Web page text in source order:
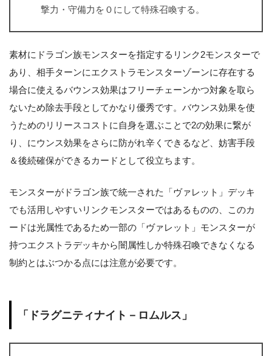
撃力・守備力を０にして特殊召喚する。
素材にドラゴン族モンスターを指定するリンク2モンスターで
あり、相手ターンにエクストラモンスターゾーンに存在する
場合に使えるバウンス効果はフリーチェーンかつ対象を取ら
ないため除去手段としてかなり優秀です。バウンス効果を使
うためのリリースコストに自身を選ぶことで2の効果に繋が
り、にウンス効果をさらに防がれ辛くできるなど、妨害手段
＆後続確保ができるカードとして役立ちます。
モンスターがドラゴン族で統一された「ヴァレット」デッキ
でも活用しやすいリンクモンスターではあるものの、このカ
ードは光属性であるため一部の「ヴァレット」モンスターが
持つエクストラデッキから闇属性しか特殊召喚できなくなる
制約とはぶつかる点には注意が必要です。
「ドラグニティナイト－ロムルス」